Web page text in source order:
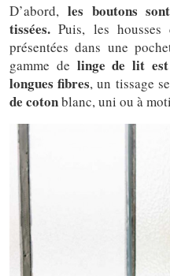
D’abord, les boutons
tissées. Puis, les
présentées dans une
gamme de linge de lit
longues fibres, un tissage
de cotonblanc, uni ou à